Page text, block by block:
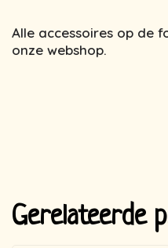
Alle accessoires op de
onze webshop.
Gerelateerde